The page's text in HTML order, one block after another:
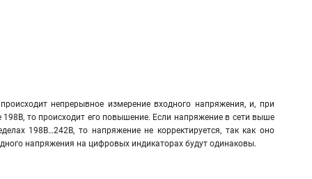
непрерывное измерение входного напряжения, и, при
то происходит его повышение. Если напряжение в сети выше
198В…242В, то напряжение не корректируется, так как оно
напряжения на цифровых индикаторах будут одинаковы.